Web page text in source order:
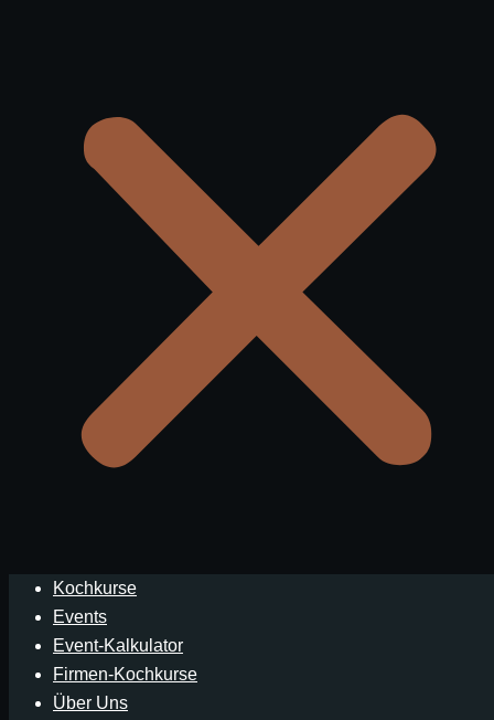
Kochkurse
Events
Event-Kalkulator
Firmen-Kochkurse
Über Uns